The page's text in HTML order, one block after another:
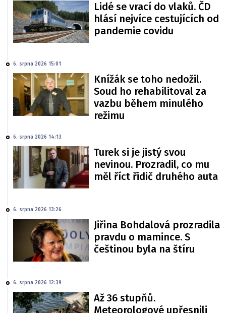
Lidé se vrací do vlaků. ČD
hlásí nejvíce cestujících od
pandemie covidu
6. srpna 2026 15:01
Knížák se toho nedožil.
Soud ho rehabilitoval za
vazbu během minulého
režimu
6. srpna 2026 14:13
Turek si je jistý svou
nevinou. Prozradil, co mu
měl říct řidič druhého auta
6. srpna 2026 13:26
Jiřina Bohdalová prozradila
pravdu o mamince. S
češtinou byla na štíru
6. srpna 2026 12:39
Až 36 stupňů.
Meteorologové upřesnili